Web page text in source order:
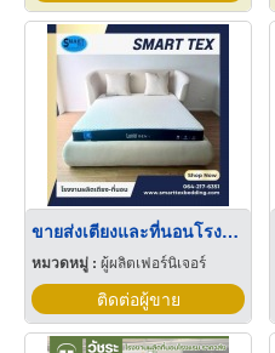
ขายส่งเตียงและที่นอนโรงแรม
หมวดหมู่ : ผู้ผลิตเฟอร์นิเจอร์
ติดต่อผู้ขาย